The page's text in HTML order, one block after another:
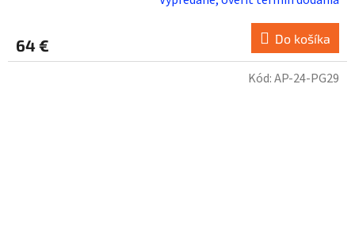
64 € Do košíka
Kód:AP-24-PG29